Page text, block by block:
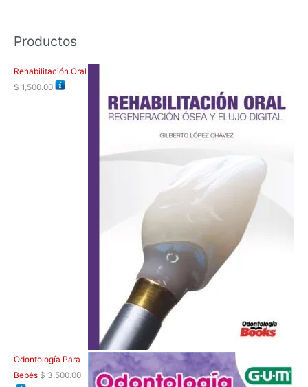
Productos
Rehabilitación Oral
$ 1,500.00
Odontología Para
Bebés $ 3,500.00